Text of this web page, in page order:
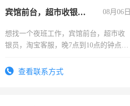
宾馆前台，超市收银员，淘宝客服 08月06日
想找一个夜班工作，宾馆前台，超市收
银员，淘宝客服，晚7点到10点的钟点
号同微信查看联系方式